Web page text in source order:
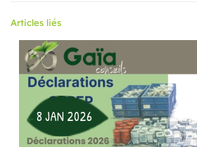
Articles liés
8 JAN 2026